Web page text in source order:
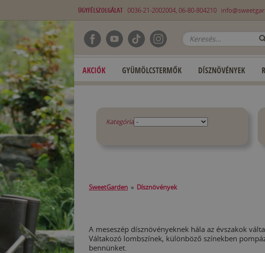
ÜGYFÉLSZOLGÁLAT 0036-21-2002004, 06-80-804210
AKCIÓK GYÜMÖLCSTERMŐK DÍSZNÖVÉNYEK
Kategória
SweetGarden » Dísznövények
A meseszép dísznövényeknek hála az évszakok
Váltakozó lombszínek, különböző színekben
bennünket.